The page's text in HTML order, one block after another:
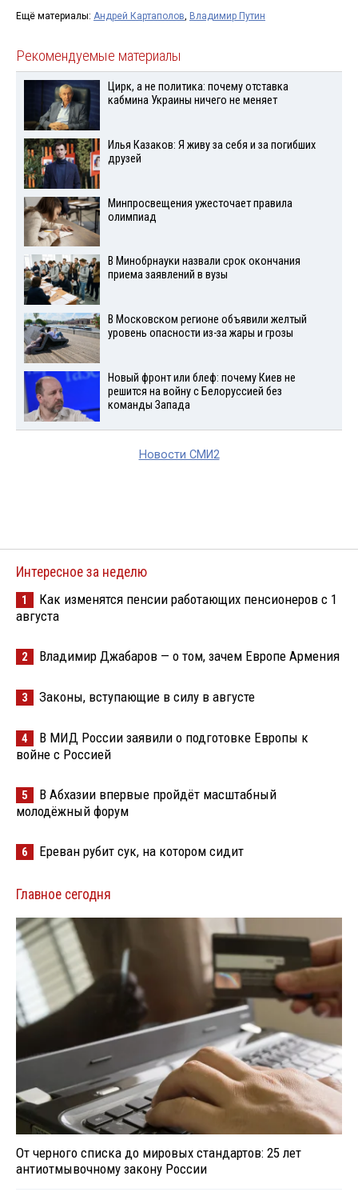
Ещё материалы: Андрей Картаполов, Владимир Путин
Рекомендуемые материалы
Цирк, а не политика: почему отставка
кабмина Украины ничего не меняет
Илья Казаков: Я живу за себя и за погибших
друзей
Минпросвещения ужесточает правила
олимпиад
В Минобрнауки назвали срок окончания
приема заявлений в вузы
В Московском регионе объявили желтый
уровень опасности из-за жары и грозы
Новый фронт или блеф: почему Киев не
решится на войну с Белоруссией без
команды Запада
Новости СМИ2
Интересное за неделю
1
Как изменятся пенсии работающих пенсионеров с 1
августа
2 Владимир Джабаров — о том, зачем Европе Армения
3 Законы, вступающие в силу в августе
4
В МИД России заявили о подготовке Европы к
войне с Россией
5
В Абхазии впервые пройдёт масштабный
молодёжный форум
6 Ереван рубит сук, на котором сидит
Главное сегодня
От черного списка до мировых стандартов: 25 лет
антиотмывочному закону России